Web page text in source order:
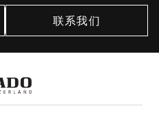
联系我们